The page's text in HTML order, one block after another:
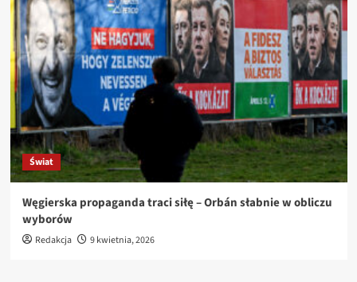
Świat
Węgierska propaganda traci siłę – Orbán słabnie w obliczu
wyborów
Redakcja 9 kwietnia, 2026